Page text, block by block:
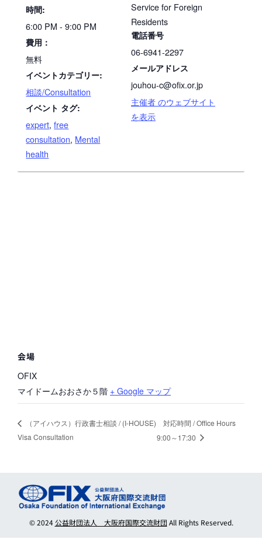
時間:
6:00 PM - 9:00 PM
費用：
無料
イベントカテゴリー:
相談/Consultation
イベント タグ:
expert,free
consultation, Mental
health
Service for Foreign
Residents
電話番号
06-6941-2297
メールアドレス
jouhou-c@ofix.or.jp
主催者 のウェブサイト
を表示
会場
OFIX
マイドームおおさか５階 + Google マップ
（アイハウス）行政書士相談 / (I-HOUSE)
Visa Consultation
対応時間 / Office Hours
9:00～17:30
© 2024公益財団法人 大阪府国際交流財団 All Rights Reserved.